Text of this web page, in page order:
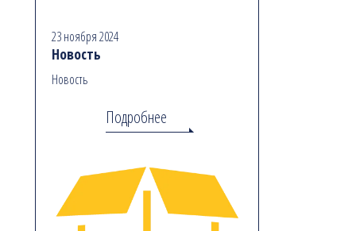
23 ноября 2024
Новость
Новость
Подробнее